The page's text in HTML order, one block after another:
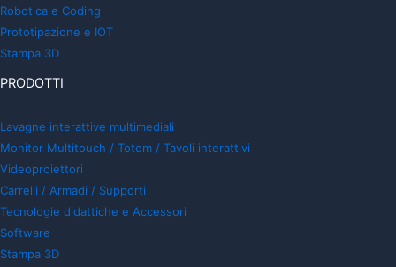
Robotica e Coding
Prototipazione e IOT
Stampa 3D
PRODOTTI
Lavagne interattive multimediali
Monitor Multitouch / Totem / Tavoli interattivi
Videoproiettori
Carrelli / Armadi / Supporti
Tecnologie didattiche e Accessori
Software
Stampa 3D